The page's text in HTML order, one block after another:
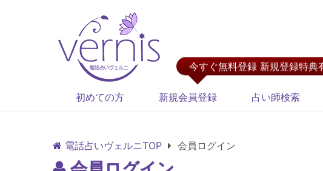
今すぐ無料登録 新規登録特典
初めての方 新規会員登録 占い師検索
電話占いヴェルニTOP 会員ログイン